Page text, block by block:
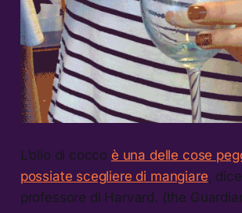
L’olio di cocco è una delle cose
possiate scegliere di mangiare ,
professore di Harvard. (the